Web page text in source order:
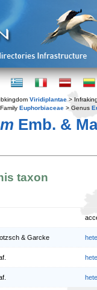
Viridiplantae >
Euphorbiaceae > Genus
Emb. &
taxon
& Garcke